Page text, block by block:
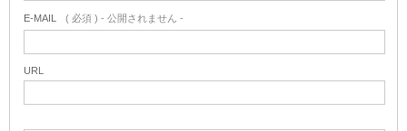
E-MAIL ( 必須 ) - 公開されません -
URL